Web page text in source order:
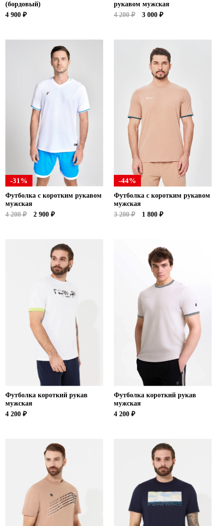
(бордовый)
4 900 ₽
рукавом мужская
4 200 ₽
3 000 ₽
-31%
Футболка с коротким рукавом
мужская
4 200 ₽
2 900 ₽
-44%
Футболка с коротким рукавом
мужская
3 200 ₽
1 800 ₽
Футболка короткий рукав
мужская
4 200 ₽
Футболка короткий рукав
мужская
4 200 ₽